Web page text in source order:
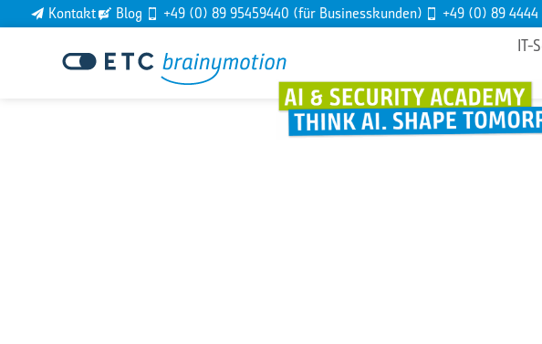
Kontakt Blog +49 (0) 89 95459440 (für Businesskunden) +49 (0) 89
IT-